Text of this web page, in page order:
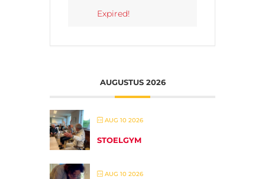
Expired!
AUGUSTUS 2026
AUG 10 2026
STOELGYM
AUG 10 2026